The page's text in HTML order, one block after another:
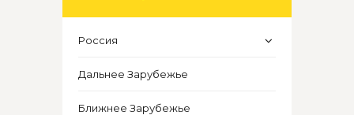
Россия
Дальнее Зарубежье
Ближнее Зарубежье